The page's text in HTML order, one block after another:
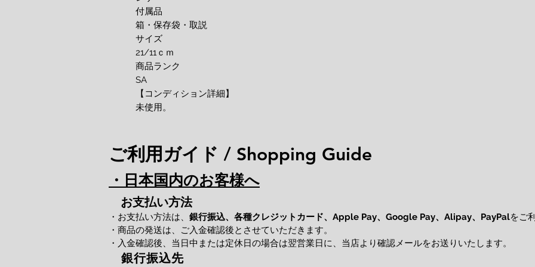
付属品
箱・保存袋・取説
サイズ
21/11ｃｍ
商品ランク
SA
【コンディション詳細】
未使用。
ご利用ガイド / Shopping Guide
・日本国内のお客様へ
お支払い方法
・お支払い方法は、 銀行振込、各種クレジットカード、 Apple Pay、Google Pay、Alipay、PayPalをご
・商品の発送は、ご入金確認後とさせていただきます。
・入金確認後、当日中または定休日の場合は翌営業日に、当店より確認メールをお送りいたします。
銀行振込先